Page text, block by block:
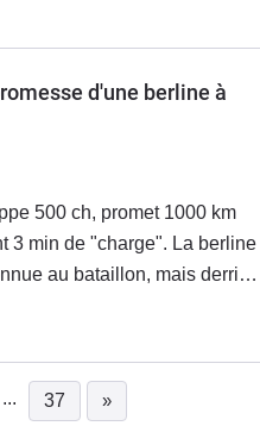
d'une berline à
500 ch, promet 1000 km
3 min de "charge". La berline
au bataillon, mais derrière
... 37 »